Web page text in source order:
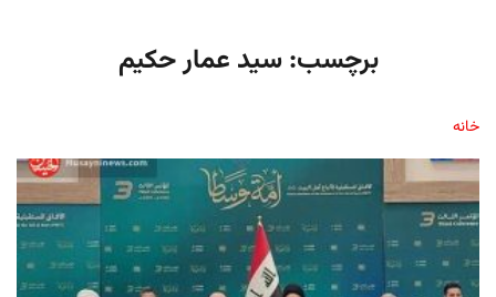
برچسب:سید عمار حکیم
خانه